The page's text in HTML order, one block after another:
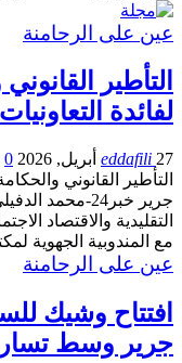
عين على الرحامنة
التأطير
لفائدة
eddafili 27 أبريل, 2026
0
التأطير القانوني
جرير خبر24-
التقليدية والاقتصاد
مع المندوبية الجهوية
عين على الرحامنة
افتتاح وشيك
جرير وسط